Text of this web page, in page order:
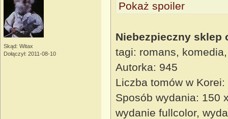
Skąd: Witax
Dołączył: 2011-08-10
Pokaż spoiler
Niebezpieczny sklep
tagi: romans,
Autorka: 945
Liczba tomów w
Sposób wydania: 150
wydanie fullcolor,